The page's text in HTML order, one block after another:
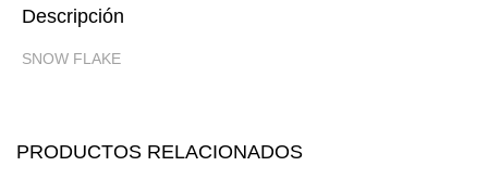
Descripción
SNOW FLAKE
PRODUCTOS RELACIONADOS